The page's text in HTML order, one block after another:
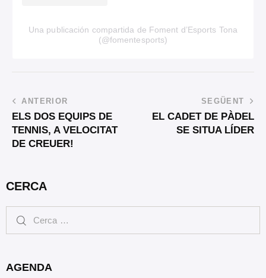
Una publicación compartida de Foment d’Esports Tona
(@fomentesports)
ANTERIOR
ELS DOS EQUIPS DE
TENNIS, A VELOCITAT
DE CREUER!
SEGÜENT
EL CADET DE PÀDEL
SE SITUA LÍDER
CERCA
AGENDA